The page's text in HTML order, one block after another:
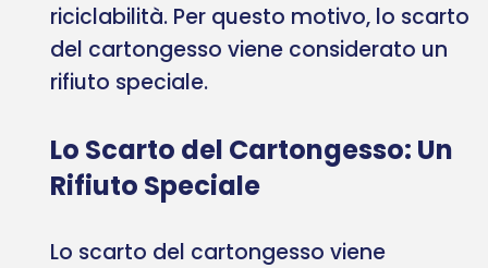
riciclabilità. Per questo motivo, lo scarto
del cartongesso viene considerato un
rifiuto speciale.
Lo Scarto del Cartongesso: Un
Rifiuto Speciale
Lo scarto del cartongesso viene